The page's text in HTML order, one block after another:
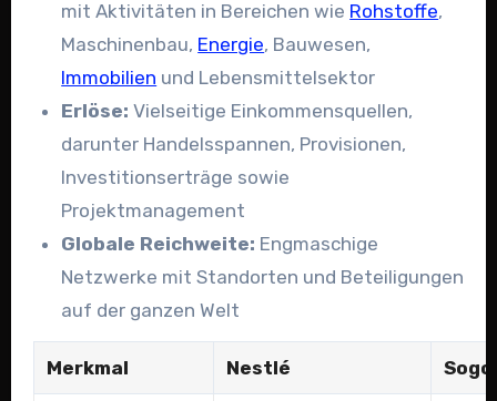
mit Aktivitäten in Bereichen wie Rohstoffe,
Maschinenbau, Energie, Bauwesen,
Immobilien und Lebensmittelsektor
Erlöse: Vielseitige Einkommensquellen,
darunter Handelsspannen, Provisionen,
Investitionserträge sowie
Projektmanagement
Globale Reichweite: Engmaschige
Netzwerke mit Standorten und Beteiligungen
auf der ganzen Welt
Merkmal Nestlé Sogo